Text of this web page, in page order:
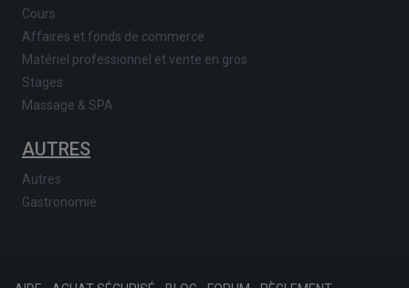
Cours
Affaires et fonds de commerce
Matériel professionnel et vente en gros
Stages
Massage & SPA
AUTRES
Autres
Gastronomie